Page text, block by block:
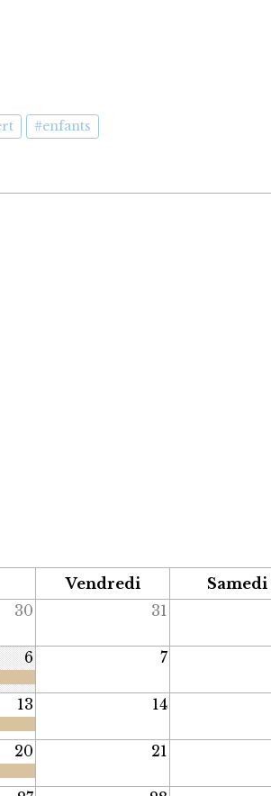
#enfants
Vendredi Samedi
30 31
6 7
13 14
20 21